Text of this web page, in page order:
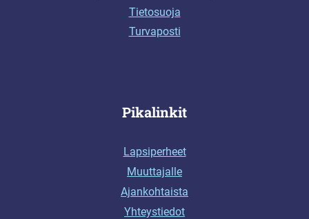
Tietosuoja
Turvaposti
Pikalinkit
Lapsiperheet
Muuttajalle
Ajankohtaista
Yhteystiedot